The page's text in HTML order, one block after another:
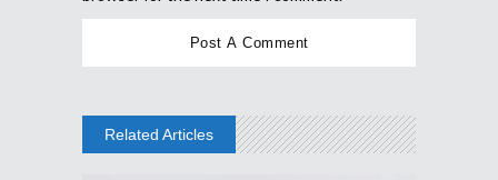
Related Articles